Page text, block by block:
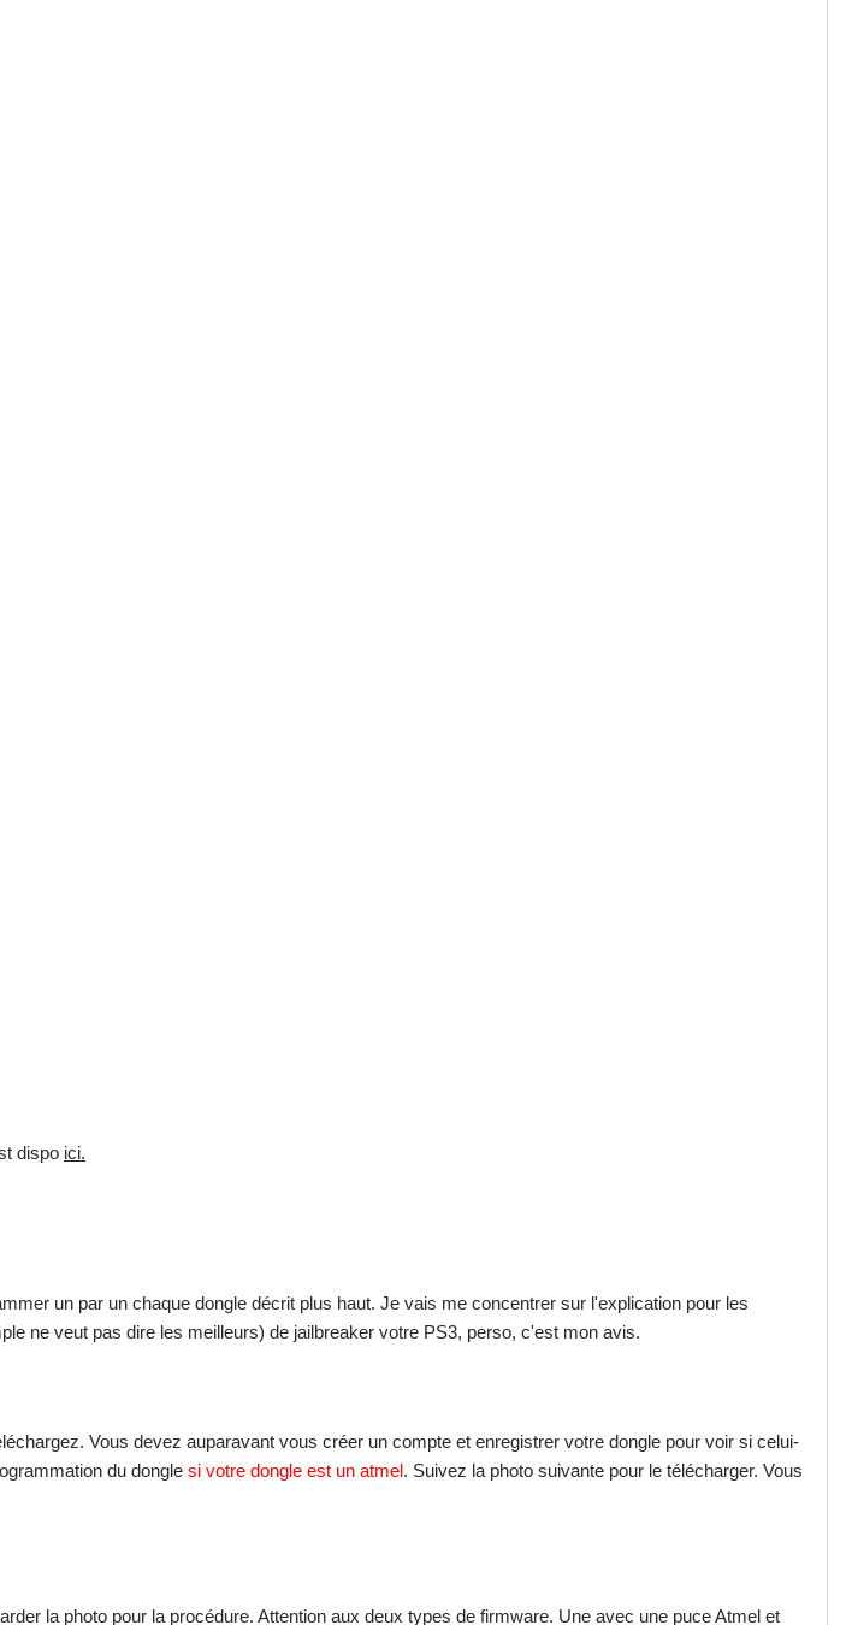
dispo ici.
un par un chaque dongle décrit plus haut. Je vais me concentrer sur l'explication pour les
ne veut pas dire les meilleurs) de jailbreaker votre PS3, perso, c'est mon avis.
Vous devez auparavant vous créer un compte et enregistrer votre dongle pour voir si celui-
du dongle si votre dongle est un atmel. Suivez la photo suivante pour le télécharger. Vous
la photo pour la procédure. Attention aux deux types de firmware. Une avec une puce Atmel et